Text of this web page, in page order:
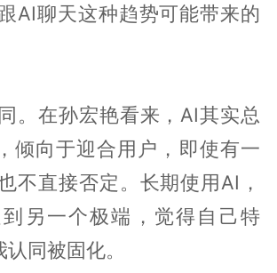
AI聊天这种趋势可能带来的
。在孙宏艳看来，AI其实总
倾向于迎合用户，即使有一
不直接否定。长期使用AI，
另一个极端，觉得自己特
同被固化。